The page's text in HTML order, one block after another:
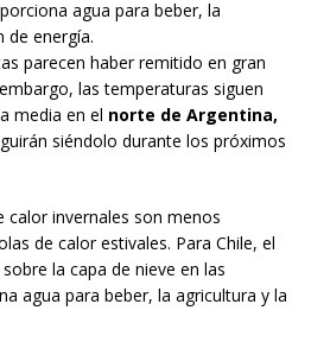
agua para beber, la
de energía.
parecen haber remitido en gran
las temperaturas siguen
media en el norte de Argentina,
siéndolo durante los próximos
calor invernales son menos
de calor estivales. Para Chile, el
la capa de nieve en las
agua para beber, la agricultura y la